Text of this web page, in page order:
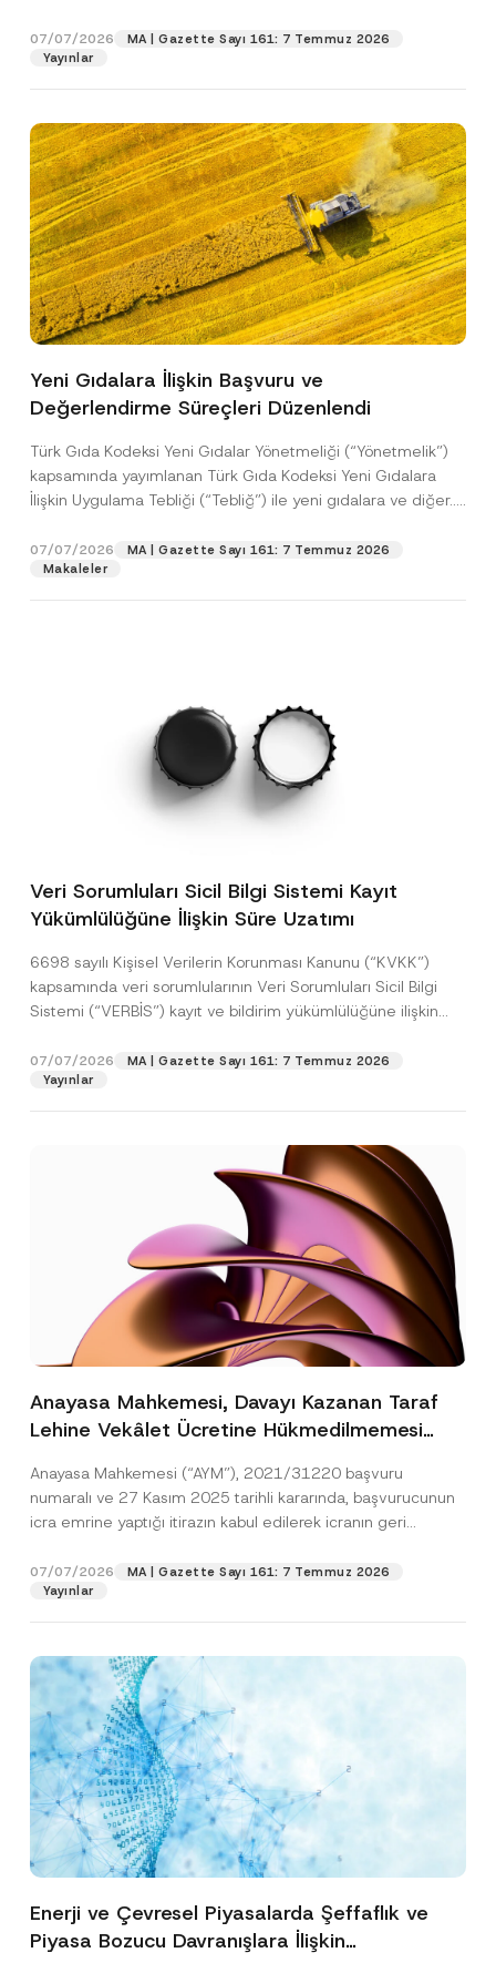
07/07/2026
MA | Gazette Sayı 161: 7 Temmuz 2026
Yayınlar
Yeni Gıdalara İlişkin Başvuru ve
Değerlendirme Süreçleri Düzenlendi
Türk Gıda Kodeksi Yeni Gıdalar Yönetmeliği (“Yönetmelik”)
kapsamında yayımlanan Türk Gıda Kodeksi Yeni Gıdalara
İlişkin Uygulama Tebliği (“Tebliğ”) ile yeni gıdalara ve diğer...
07/07/2026
MA | Gazette Sayı 161: 7 Temmuz 2026
Makaleler
Veri Sorumluları Sicil Bilgi Sistemi Kayıt
Yükümlülüğüne İlişkin Süre Uzatımı
6698 sayılı Kişisel Verilerin Korunması Kanunu (“KVKK”)
kapsamında veri sorumlularının Veri Sorumluları Sicil Bilgi
Sistemi (“VERBİS”) kayıt ve bildirim yükümlülüğüne ilişkin
07/07/2026
MA | Gazette Sayı 161: 7 Temmuz 2026
Yayınlar
Anayasa Mahkemesi, Davayı Kazanan Taraf
Lehine Vekâlet Ücretine Hükmedilmemesi
Edildiğine Karar Verdi
Anayasa Mahkemesi (“AYM”), 2021/31220 başvuru
numaralı ve 27 Kasım 2025 tarihli kararında, başvurucunun
icra emrine yaptığı itirazın kabul edilerek icranın geri
07/07/2026
MA | Gazette Sayı 161: 7 Temmuz 2026
Yayınlar
Enerji ve Çevresel Piyasalarda Şeffaflık ve
Piyasa Bozucu Davranışlara İlişkin
Pozisyon
E-Posta Adresi*
Telefon Numarası*
Konu*
P
v
a
c
y
o
t
c
Bu iletişim formu aracılığıyla sağlanan kişisel
anladım.
A
p
o
v
e
Bu iletişim formunu göndererek,aydınlatma
metni
nde açıklanan şekilde kişisel verilerimin
işlenmesine izin veriyorum.
GÖNDER